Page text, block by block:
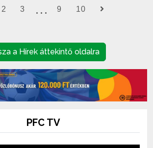
2 3 9 10
a Hírek áttekintő oldalra
PFC TV